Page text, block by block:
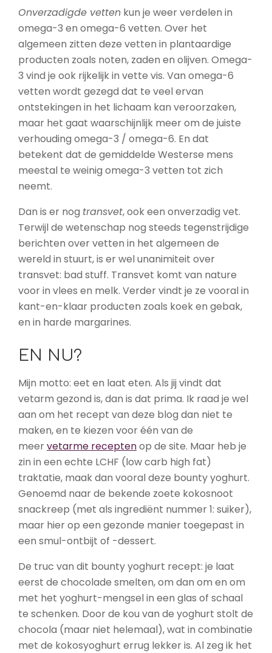
Onverzadigde vetten kun je weer verdelen in
omega-3 en omega-6 vetten. Over het
algemeen zitten deze vetten in plantaardige
producten zoals noten, zaden en olijven. Omega-
3 vind je ook rijkelijk in vette vis. Van omega-6
vetten wordt gezegd dat te veel ervan
ontstekingen in het lichaam kan veroorzaken,
maar het gaat waarschijnlijk meer om de juiste
verhouding omega-3 / omega-6. En dat
betekent dat de gemiddelde Westerse mens
meestal te weinig omega-3 vetten tot zich
neemt.
Dan is er nog transvet, ook een onverzadig vet.
Terwijl de wetenschap nog steeds tegenstrijdige
berichten over vetten in het algemeen de
wereld in stuurt, is er wel unanimiteit over
transvet: bad stuff. Transvet komt van nature
voor in vlees en melk. Verder vindt je ze vooral in
kant-en-klaar producten zoals koek en gebak,
en in harde margarines.
EN NU?
Mijn motto: eet en laat eten. Als jij vindt dat
vetarm gezond is, dan is dat prima. Ik raad je wel
aan om het recept van deze blog dan niet te
maken, en te kiezen voor één van de
meervetarme receptenop de site. Maar heb je
zin in een echte LCHF (low carb high fat)
traktatie, maak dan vooral deze bounty yoghurt.
Genoemd naar de bekende zoete kokosnoot
snackreep (met als ingrediënt nummer 1: suiker),
maar hier op een gezonde manier toegepast in
een smul-ontbijt of -dessert.
De truc van dit bounty yoghurt recept: je laat
eerst de chocolade smelten, om dan om en om
met het yoghurt-mengsel in een glas of schaal
te schenken. Door de kou van de yoghurt stolt de
chocola (maar niet helemaal), wat in combinatie
met de kokosyoghurt errug lekker is. Al zeg ik het